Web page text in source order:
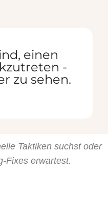
einen
-
zu sehen.
Taktiken suchst oder
Fixes erwartest.